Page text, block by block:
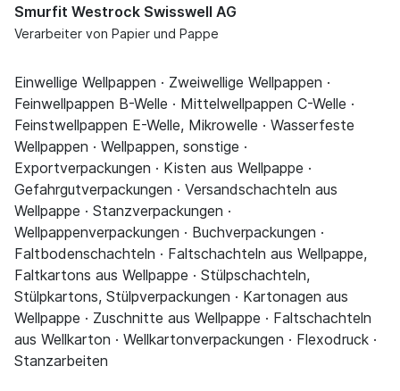
Smurfit Westrock Swisswell AG
Verarbeiter von Papier und Pappe
Einwellige Wellpappen · Zweiwellige Wellpappen ·
Feinwellpappen B-Welle · Mittelwellpappen C-Welle ·
Feinstwellpappen E-Welle, Mikrowelle · Wasserfeste
Wellpappen · Wellpappen, sonstige ·
Exportverpackungen · Kisten aus Wellpappe ·
Gefahrgutverpackungen · Versandschachteln aus
Wellpappe · Stanzverpackungen ·
Wellpappenverpackungen · Buchverpackungen ·
Faltbodenschachteln · Faltschachteln aus Wellpappe,
Faltkartons aus Wellpappe · Stülpschachteln,
Stülpkartons, Stülpverpackungen · Kartonagen aus
Wellpappe · Zuschnitte aus Wellpappe · Faltschachteln
aus Wellkarton · Wellkartonverpackungen · Flexodruck ·
Stanzarbeiten